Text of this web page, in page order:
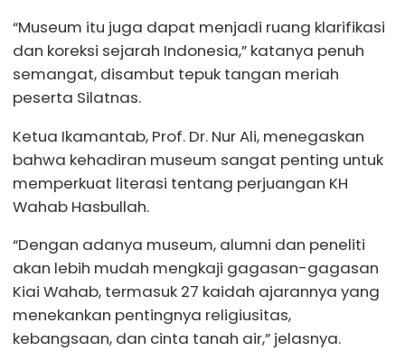
“Museum itu juga dapat menjadi ruang klarifikasi
dan koreksi sejarah Indonesia,” katanya penuh
semangat, disambut tepuk tangan meriah
peserta Silatnas.
Ketua Ikamantab, Prof. Dr. Nur Ali, menegaskan
bahwa kehadiran museum sangat penting untuk
memperkuat literasi tentang perjuangan KH
Wahab Hasbullah.
“Dengan adanya museum, alumni dan peneliti
akan lebih mudah mengkaji gagasan-gagasan
Kiai Wahab, termasuk 27 kaidah ajarannya yang
menekankan pentingnya religiusitas,
kebangsaan, dan cinta tanah air,” jelasnya.